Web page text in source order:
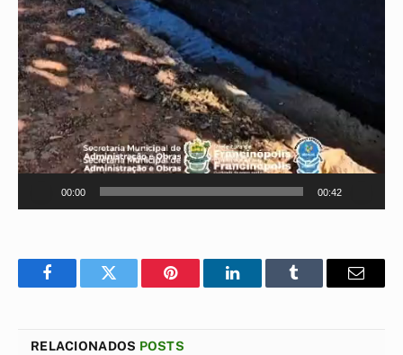
00:00 00:42
FacebookTwitter Pinterest LinkedInTumblr
E-
RELACIONADOS POSTS